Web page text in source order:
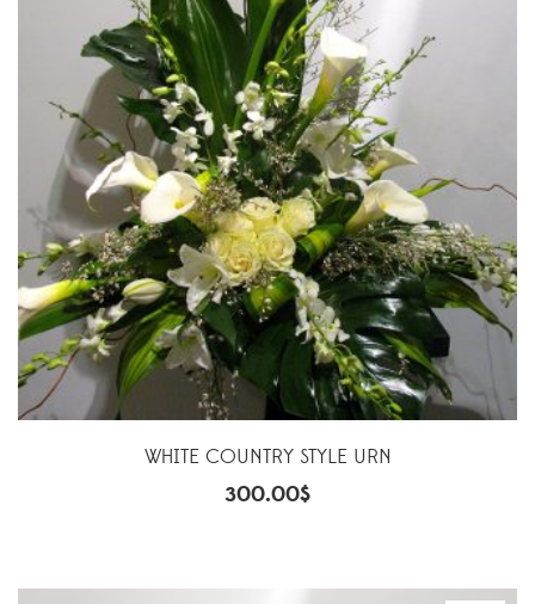
WHITE COUNTRY STYLE URN
300.00$